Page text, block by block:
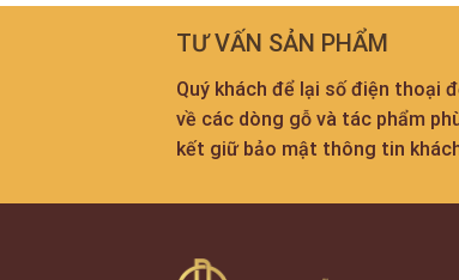
TƯ VẤN SẢN PHẨM
Quý khách để lại số điện thoại
về các dòng gỗ và tác phẩm
kết giữ bảo mật thông tin